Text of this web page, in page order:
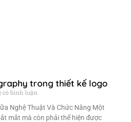
trong thiết kế logo
có bình luận
Nghệ Thuật Và Chức Năng Một
mắt mà còn phải thể hiện được